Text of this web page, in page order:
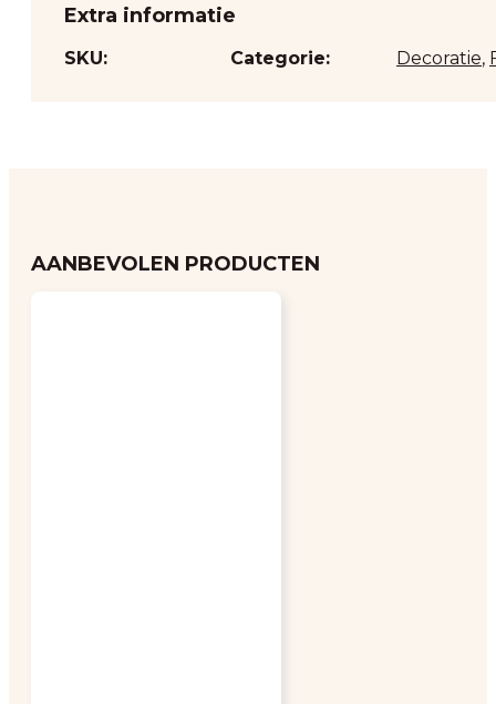
Extra informatie
SKU: Categorie: Decoratie,
AANBEVOLEN PRODUCTEN